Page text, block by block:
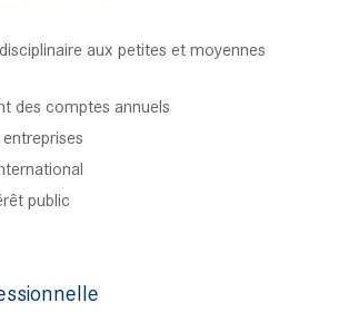
aux petites et moyennes
des comptes annuels
public